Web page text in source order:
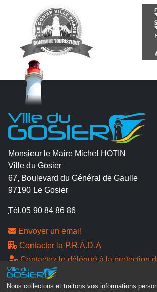
Nous collectons et traitons vos informations
Monsieur le Maire Michel HOTIN
Ville du Gosier
67, Boulevard du Général de Gaulle
97190 Le Gosier
Tél.05 90 84 86 86
Envoyer un email
Contacter la P.R.A.D.A
Contactez le délégué à la protection
personnelles - D.P.O